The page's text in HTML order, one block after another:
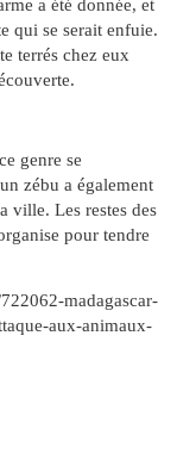
a été donnée, et
qui se serait enfuie.
terrés chez eux
genre se
zébu a également
ville. Les restes des
pour tendre
madagascar-
aux-animaux-